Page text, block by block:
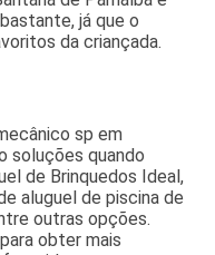
já que o
da criançada.
sp em
soluções quando
de Brinquedos Ideal,
aluguel de piscina de
outras opções.
obter mais